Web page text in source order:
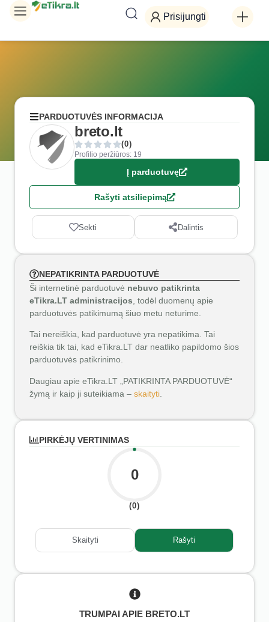
Prisijungti
PARDUOTUVĖS INFORMACIJA
breto.lt
(0)
Profilio peržiūros: 19
Į parduotuvę
Rašyti atsiliepimą
Sekti Dalintis
NEPATIKRINTA PARDUOTUVĖ
Ši internetinė parduotuvė nebuvo patikrinta
eTikra.LT administracijos , todėl duomenų apie
parduotuvės patikimumą šiuo metu neturime.
Tai nereiškia, kad parduotuvė yra nepatikima. Tai
reiškia tik tai, kad eTikra.LT dar neatliko papildomo šios
parduotuvės patikrinimo.
Daugiau apie eTikra.LT „PATIKRINTA PARDUOTUVĖ“
žymą ir kaip ji suteikiama – skaityti
PIRKĖJŲ VERTINIMAS
0
(0)
Skaityti Rašyti
TRUMPAI APIE BRETO.LT